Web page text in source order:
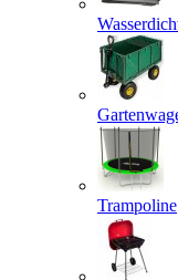
Trampoline